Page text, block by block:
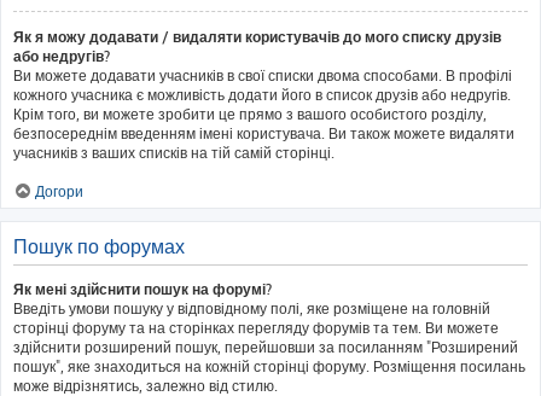
Як я можу додавати / видаляти користувачів до мого списку друзів
або недругів?
Ви можете додавати учасників в свої списки двома способами. В профілі
кожного учасника є можливість додати його в список друзів або недругів.
Крім того, ви можете зробити це прямо з вашого особистого розділу,
безпосереднім введенням імені користувача. Ви також можете видаляти
учасників з ваших списків на тій самій сторінці.
Догори
Пошук по форумах
Як мені здійснити пошук на форумі?
Введіть умови пошуку у відповідному полі, яке розміщене на головній
сторінці форуму та на сторінках перегляду форумів та тем. Ви можете
здійснити розширений пошук, перейшовши за посиланням "Розширений
пошук", яке знаходиться на кожній сторінці форуму. Розміщення посилань
може відрізнятись, залежно від стилю.